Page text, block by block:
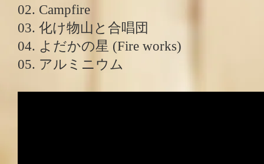
02. Campfire
03. 化け物山と合唱団
04. よだかの星 (Fire works)
05. アルミニウム